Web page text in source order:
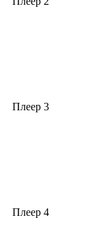
Плеер 3
Плеер 4